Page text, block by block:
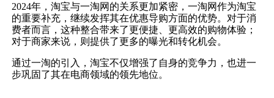
2024年，淘宝与一淘网的关系更加紧密，一淘网作为淘宝
的重要补充，继续发挥其在优惠导购方面的优势。对于消
费者而言，这种整合带来了更便捷、更高效的购物体验；
对于商家来说，则提供了更多的曝光和转化机会。
通过一淘的引入，淘宝不仅增强了自身的竞争力，也进一
步巩固了其在电商领域的领先地位。